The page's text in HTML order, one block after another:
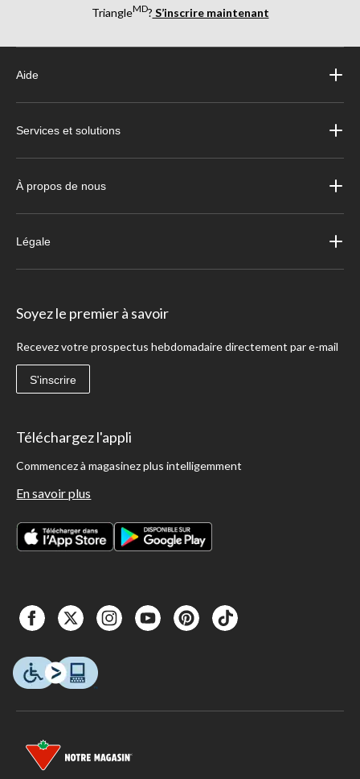
TriangleMD? S’inscrire maintenant
Aide
Services et solutions
À propos de nous
Légale
Soyez le premier à savoir
Recevez votre prospectus hebdomadaire directement par e-mail
S'inscrire
Téléchargez l'appli
Commencez à magasinez plus intelligemment
En savoir plus